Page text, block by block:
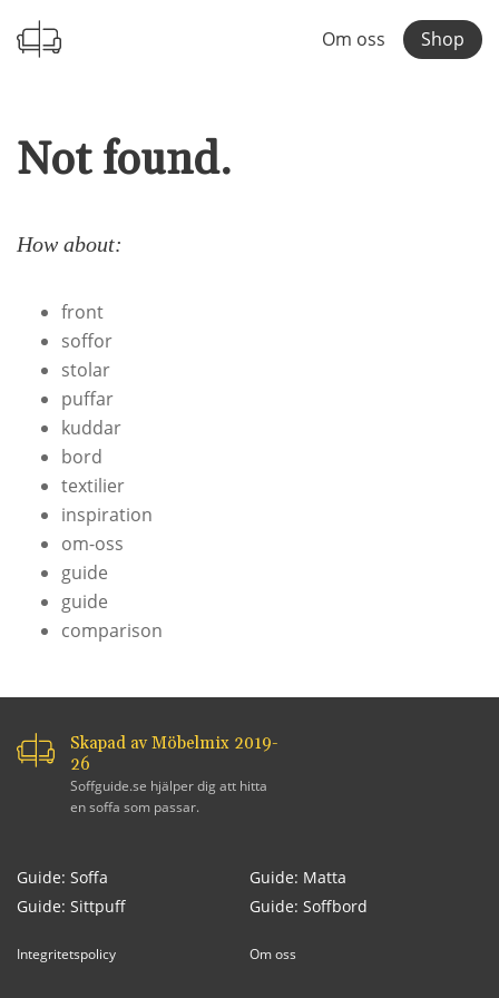
Om oss Shop
Not found.
How about:
front
soffor
stolar
puffar
kuddar
bord
textilier
inspiration
om-oss
guide
guide
comparison
Skapad av Möbelmix 2019-
26
Soffguide.se hjälper dig att hitta
en soffa som passar.
Guide: Soffa
Guide: Matta
Guide: Sittpuff
Guide: Soffbord
Integritetspolicy Om oss